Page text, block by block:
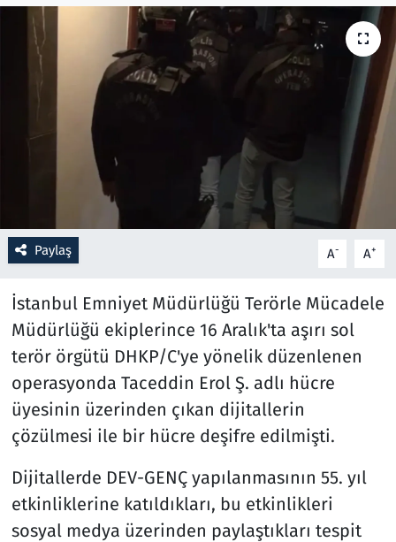
Paylaş A- A+
İstanbul Emniyet Müdürlüğü Terörle Mücadele
Müdürlüğü ekiplerince 16 Aralık'ta aşırı sol
terör örgütü DHKP/C'ye yönelik düzenlenen
operasyonda Taceddin Erol Ş. adlı hücre
üyesinin üzerinden çıkan dijitallerin
çözülmesi ile bir hücre deşifre edilmişti.
Dijitallerde DEV-GENÇ yapılanmasının 55. yıl
etkinliklerine katıldıkları, bu etkinlikleri
sosyal medya üzerinden paylaştıkları tespit
Ramazan
Resmi İlanlar
Rüya Tabirleri
Savunma Sanayi
Seçim 2023
Spor
Teknoloji ve Bilim
Televizyon